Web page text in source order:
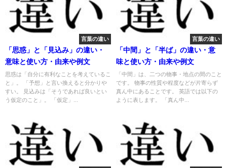
言葉の違い
「思惑」と「見込み」の違い・
意味と使い方・由来や例文
思惑は「自分に有利なことを考えているこ
と」。 「予想」と言い換えると分かりや
すい。 見込みは「そうであれば良いとい
う仮定のこと」。 「仮定」...
言葉の違い
「中間」と「半ば」の違い・意
味と使い方・由来や例文
「中間」は、二つの物事・地点の間のこと
です。 物事の性質や程度などが片寄らず
真ん中にあることです。 英語では以下の
ように表します。 「真ん中...